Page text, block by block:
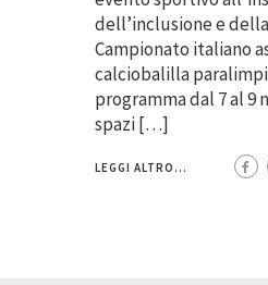
dell’inclusione e
Campionato italiano
calciobalilla
programma dal 7 al 9
spazi […]
LEGGI ALTRO...